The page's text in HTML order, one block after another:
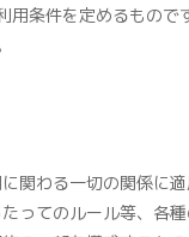
条件を定めるもの
関わる一切の関係に適
ってのルール等、各